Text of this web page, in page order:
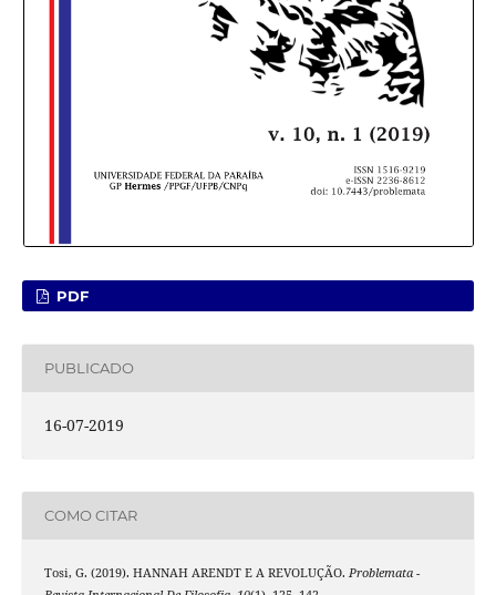
PDF
PUBLICADO
16-07-2019
COMO CITAR
Tosi, G. (2019). HANNAH ARENDT E A REVOLUÇÃO. Problemata -